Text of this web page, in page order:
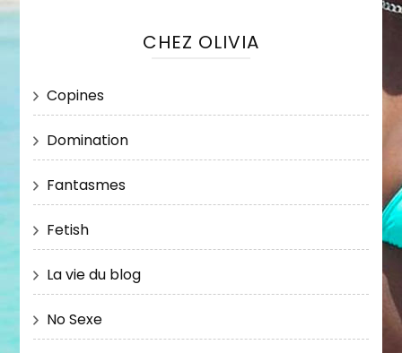
CHEZ OLIVIA
Copines
Domination
Fantasmes
Fetish
La vie du blog
No Sexe